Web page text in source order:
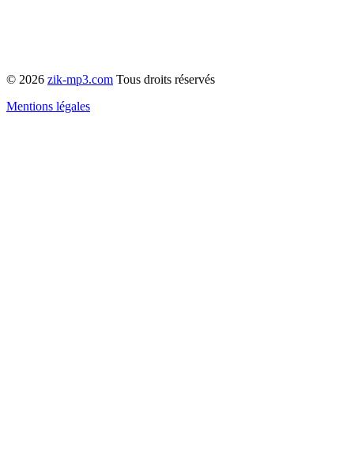
© 2026 zik-mp3.com Tous droits réservés
Mentions légales